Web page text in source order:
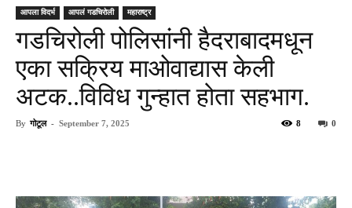
आपला विदर्भ आपलं गडचिरोली महाराष्ट्र
गडचिरोली पोलिसांनी हैदराबादमधून
एका सक्रिय माओवाद्यास केली
अटक..विविध गुन्हात होता सहभाग.
By गोटूल - September 7, 2025 0
8